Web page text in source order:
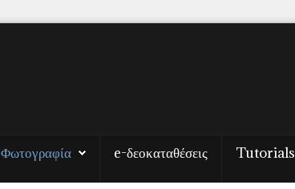
Φωτογραφία e-δεοκαταθέσεις Tutorials